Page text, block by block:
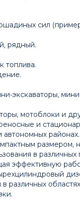
сил
рядный.
топлива.
экскаваторы,
мотоблоки и
и
автономных районах.
в
эффективную
различных